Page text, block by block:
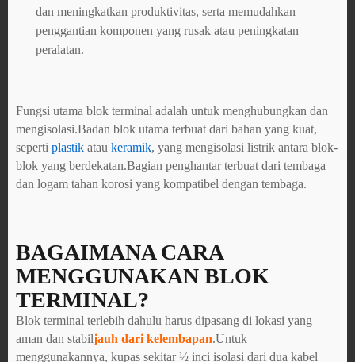
dan meningkatkan produktivitas, serta memudahkan
penggantian komponen yang rusak atau peningkatan
peralatan.
Fungsi utama blok terminal adalah untuk menghubungkan dan
mengisolasi.Badan blok utama terbuat dari bahan yang kuat,
seperti plastik atau keramik, yang mengisolasi listrik antara blok-
blok yang berdekatan.Bagian penghantar terbuat dari tembaga
dan logam tahan korosi yang kompatibel dengan tembaga.
BAGAIMANA CARA
MENGGUNAKAN BLOK
TERMINAL?
Blok terminal terlebih dahulu harus dipasang di lokasi yang
aman dan stabiljauh dari kelembapan.Untuk
menggunakannya, kupas sekitar ½ inci isolasi dari dua kabel